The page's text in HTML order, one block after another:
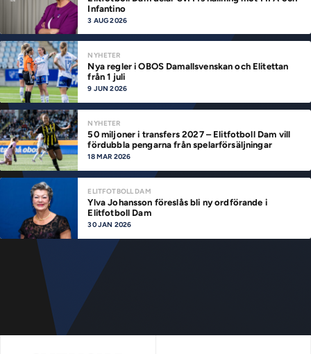
Infantino
3 AUG 2026
NYHETER
Nya regler i OBOS Damallsvenskan och Elitettan
från 1 juli
9 JUN 2026
NYHETER
50 miljoner i transfers 2027 – Elitfotboll Dam vill
fördubbla pengarna från spelarförsäljningar
18 MAR 2026
ELITFOTBOLL DAM
Ylva Johansson föreslås bli ny ordförande i
Elitfotboll Dam
30 JAN 2026